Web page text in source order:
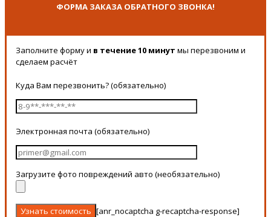
ФОРМА ЗАКАЗА ОБРАТНОГО ЗВОНКА!
Заполните форму и в течение 10 минут мы перезвоним и
сделаем расчёт
Куда Вам перезвонить? (обязательно)
Электронная почта (обязательно)
Загрузите фото повреждений авто (необязательно)
[anr_nocaptcha g-recaptcha-response]